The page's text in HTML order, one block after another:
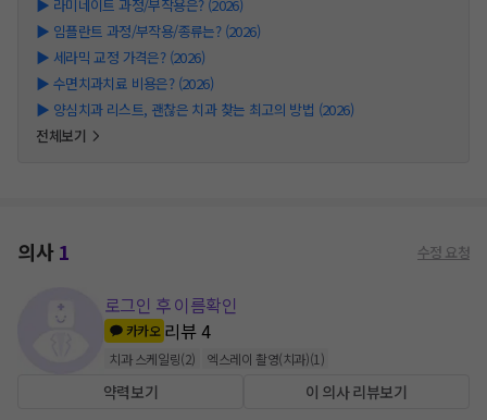
▶ 라미네이트 과정/부작용은? (2026)
▶ 임플란트 과정/부작용/종류는? (2026)
▶ 세라믹 교정 가격은? (2026)
▶ 수면치과치료 비용은? (2026)
▶ 양심치과 리스트, 괜찮은 치과 찾는 최고의 방법 (2026)
전체보기
의사1 수정 요청
로그인 후 이름확인
카카오 리뷰4
치과 스케일링(2) 엑스레이 촬영(치과)(1 )
약력보기 이 의사 리뷰보기